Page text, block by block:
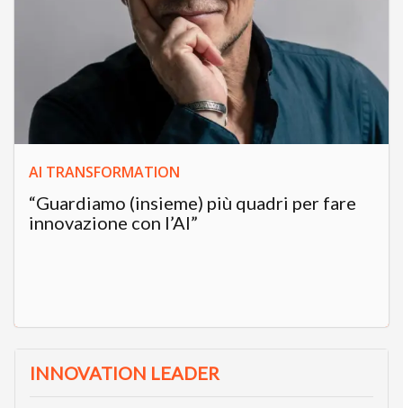
AI TRANSFORMATION
“Guardiamo (insieme) più quadri per fare
innovazione con l’AI”
INNOVATION LEADER